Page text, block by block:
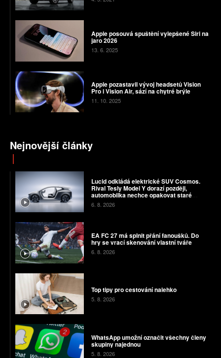
Apple posouvá spuštění vylepšené Siri na
jaro 2026
13. 6. 2025
Apple pozastavil vývoj headsetů Vision
Pro i Vision Air, sází na chytré brýle
11. 10. 2025
Nejnovější články
Lucid odkládá elektrické SUV Cosmos.
Rival Tesly Model Y dorazí později,
automobilka nechce opakovat staré
chyby
6. 8. 2026
EA FC 27 má splnit přání fanoušků. Do
hry se vrací skenování vlastní tváře
6. 8. 2026
Top tipy pro cestování nalehko
5. 8. 2026
WhatsApp umožní označit všechny členy
skupiny najednou
5. 8. 2026